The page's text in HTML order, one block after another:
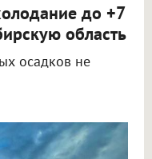
до +7
область
осадков не